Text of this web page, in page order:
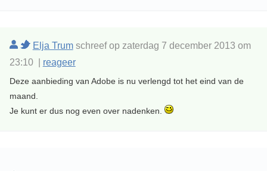
Elja Trumschreef op zaterdag 7 december 2013 om
23:10 | reageer
Deze aanbieding van Adobe is nu verlengd tot het eind van de
maand.
Je kunt er dus nog even over nadenken.